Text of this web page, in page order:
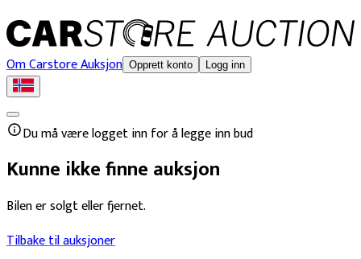
Om Carstore Auksjon Opprett konto Logg inn
Du må være logget inn for å legge inn bud
Kunne ikke finne auksjon
Bilen er solgt eller fjernet.
Tilbake til auksjoner